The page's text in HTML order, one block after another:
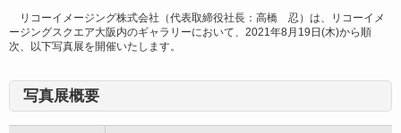
リコーイメージング株式会社（代表取締役社長：高橋 忍）は、リコーイメ
ージングスクエア大阪内のギャラリーにおいて、2021年8月19日(木)から順
次、以下写真展を開催いたします。
写真展概要